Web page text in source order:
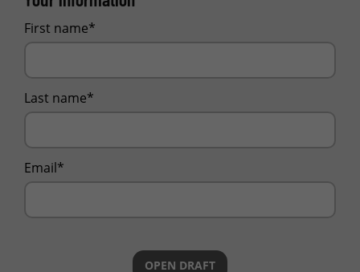
First name*
Last name*
Email*
OPEN DRAFT